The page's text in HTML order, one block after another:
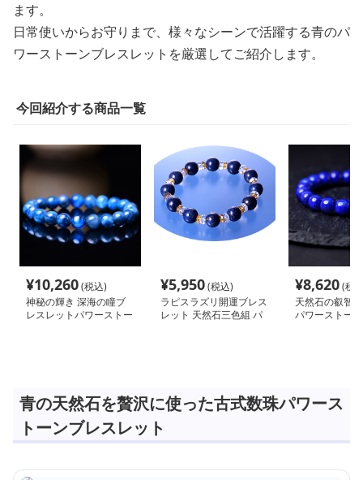
ます。
日常使いからお守りまで、様々なシーンで活躍する青のパ
ワーストーンブレスレットを厳選してご紹介します。
今回紹介する商品一覧
¥10,260(税込)
神秘の輝き 深海の瞳ブ
レスレットパワーストー
¥5,950(税込)
ラピスラズリ開運ブレス
レット 天然石三色組 パ
¥8,620(税
天然石の叡智
パワーストー
青の天然石を贅沢に使った古式数珠パワース
トーンブレスレット